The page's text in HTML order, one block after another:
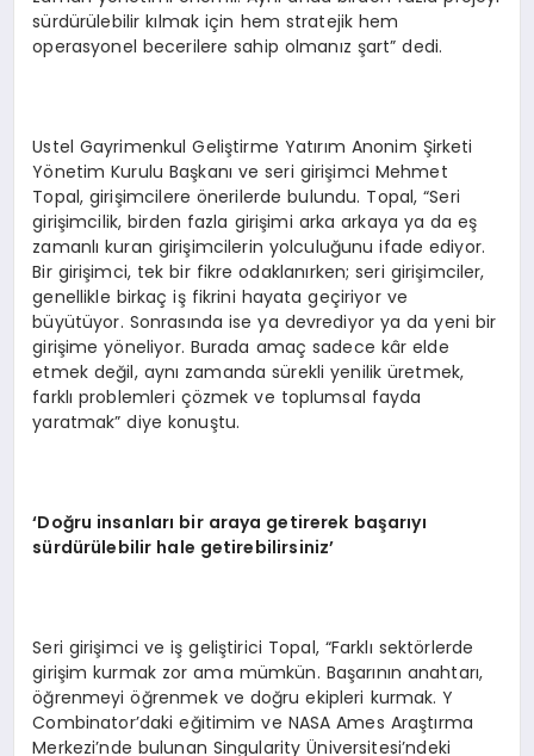
sürdürülebilir kılmak için hem stratejik hem
operasyonel becerilere sahip olmanız şart” dedi.
Ustel Gayrimenkul Geliştirme Yatırım Anonim Şirketi
Yönetim Kurulu Başkanı ve seri girişimci Mehmet
Topal, girişimcilere önerilerde bulundu. Topal, “Seri
girişimcilik, birden fazla girişimi arka arkaya ya da eş
zamanlı kuran girişimcilerin yolculuğunu ifade ediyor.
Bir girişimci, tek bir fikre odaklanırken; seri girişimciler,
genellikle birkaç iş fikrini hayata geçiriyor ve
büyütüyor. Sonrasında ise ya devrediyor ya da yeni bir
girişime yöneliyor. Burada amaç sadece kâr elde
etmek değil, aynı zamanda sürekli yenilik üretmek,
farklı problemleri çözmek ve toplumsal fayda
yaratmak” diye konuştu.
‘Doğru insanları bir araya getirerek başarıyı
sürdürülebilir hale getirebilirsiniz’
Seri girişimci ve iş geliştirici Topal, “Farklı sektörlerde
girişim kurmak zor ama mümkün. Başarının anahtarı,
öğrenmeyi öğrenmek ve doğru ekipleri kurmak. Y
Combinator’daki eğitimim ve NASA Ames Araştırma
Merkezi’nde bulunan Singularity Üniversitesi’ndeki